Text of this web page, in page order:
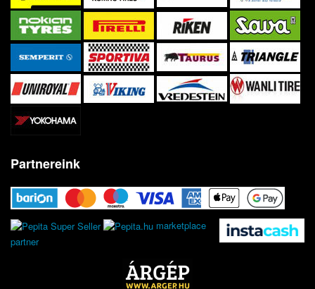
Partnereink
marketplace
partner